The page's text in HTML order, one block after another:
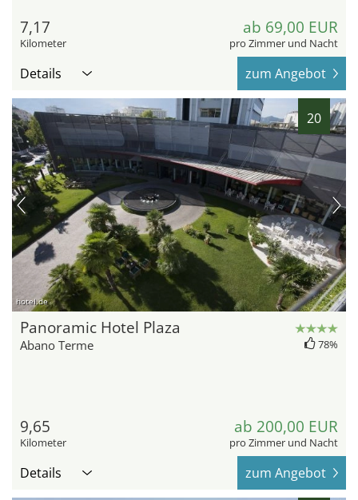
7,17
Kilometer
ab 69,00 EUR
pro Zimmer und Nacht
Details zum Angebot
20
hotel.de
Panoramic Hotel Plaza
Abano Terme 78%
9,65
Kilometer
ab 200,00 EUR
pro Zimmer und Nacht
Details zum Angebot